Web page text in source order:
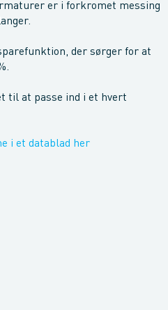
er i forkromet messing
der sørger for at
til at passe ind i et hvert
i et datablad her